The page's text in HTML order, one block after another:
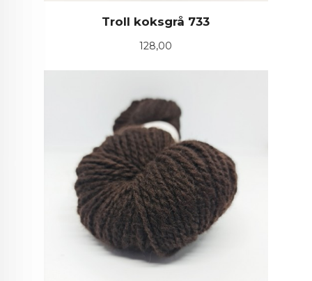
Troll koksgrå 733
Pris
128,00